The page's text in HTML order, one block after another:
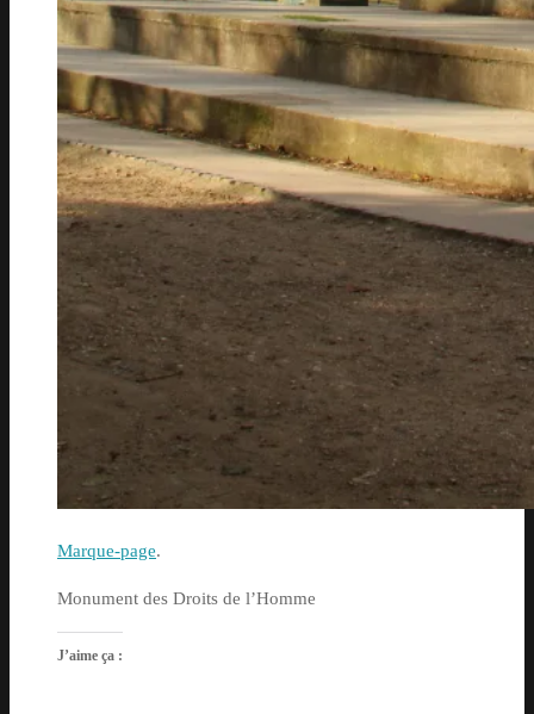
Marque-page.
Monument des Droits de l’Homme
J’aime ça :